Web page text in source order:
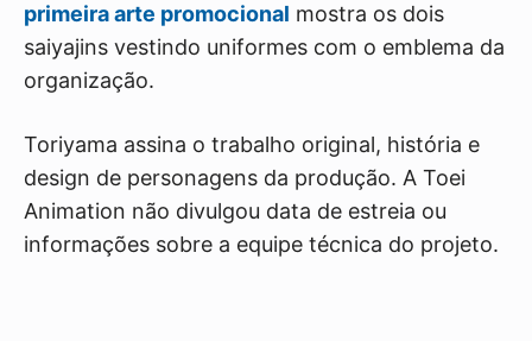
primeira arte promocional mostra os dois
saiyajins vestindo uniformes com o emblema da
organização.
Toriyama assina o trabalho original, história e
design de personagens da produção. A Toei
Animation não divulgou data de estreia ou
informações sobre a equipe técnica do projeto.